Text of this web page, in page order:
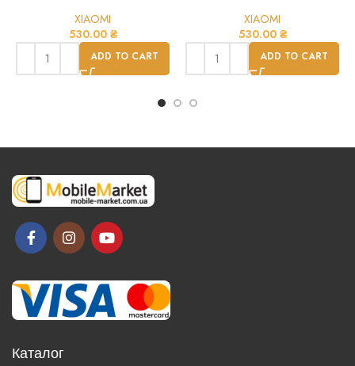
XIAOMI
530.00 ₴
ADD TO CART
XIAOMI
530.00 ₴
ADD TO CART
Каталог